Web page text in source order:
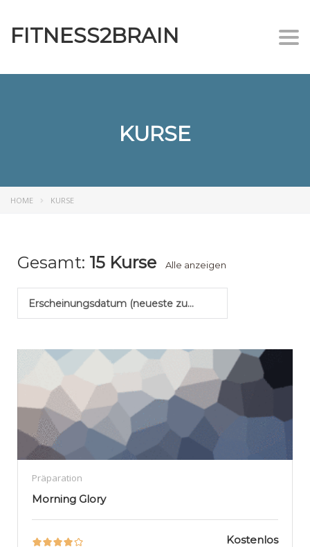
FITNESS2BRAIN
KURSE
HOME KURSE
Gesamt: 15 Kurse Alle anzeigen
Erscheinungsdatum (neueste zuerst)
Präparation
Morning Glory
Kostenlos